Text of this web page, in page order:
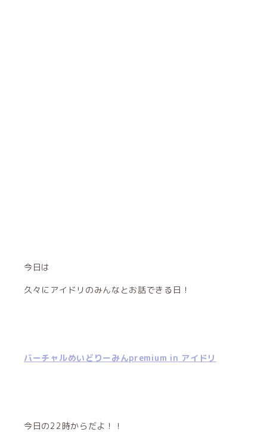
今日は
久々にアイドリのみんなとお話できる日！
バーチャルめいどりーみんpremium in アイドリ
今日の22時からだよ！！